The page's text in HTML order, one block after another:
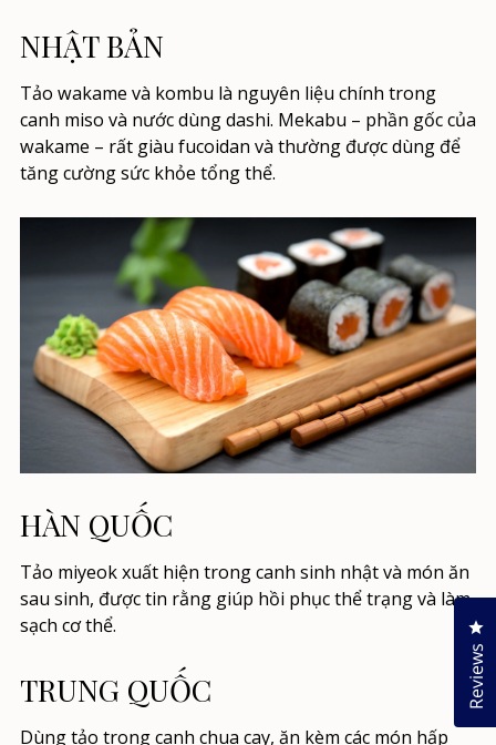
NHẬT BẢN
Tảo wakame và kombu là nguyên liệu chính trong
canh miso và nước dùng dashi. Mekabu – phần gốc của
wakame – rất giàu fucoidan và thường được dùng để
tăng cường sức khỏe tổng thể.
HÀN QUỐC
Tảo miyeok xuất hiện trong canh sinh nhật và món ăn
sau sinh, được tin rằng giúp hồi phục thể trạng và làm
sạch cơ thể.
TRUNG QUỐC
Dùng tảo trong canh chua cay, ăn kèm các món hấp
Reviews